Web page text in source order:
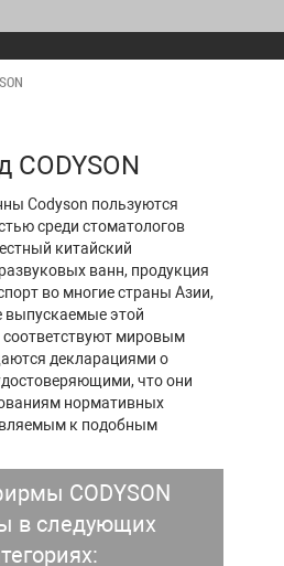
CODYSON
Codyson пользуются
среди стоматологов
китайский
ванн, продукция
во многие страны Азии,
этой
мировым
декларациями о
что они
нормативных
к подобным
CODYSON
в следующих